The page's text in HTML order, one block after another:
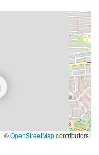
| ©OpenStreetMapcontributors